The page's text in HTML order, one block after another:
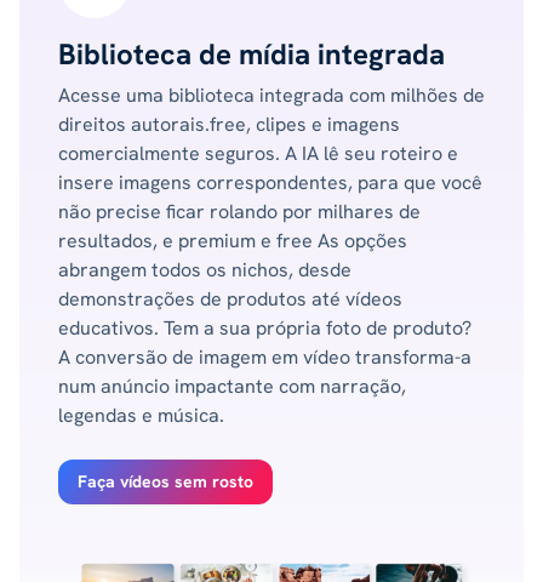
Biblioteca de mídia integrada
Acesse uma biblioteca integrada com milhões de
direitos autorais.free, clipes e imagens
comercialmente seguros. A IA lê seu roteiro e
insere imagens correspondentes, para que você
não precise ficar rolando por milhares de
resultados, e premium e free As opções
abrangem todos os nichos, desde
demonstrações de produtos até vídeos
educativos. Tem a sua própria foto de produto?
A conversão de imagem em vídeo transforma-a
num anúncio impactante com narração,
legendas e música.
Faça vídeos sem rosto